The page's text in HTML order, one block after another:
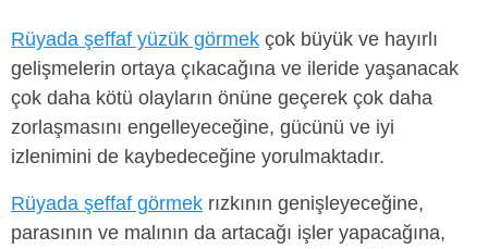
Rüyada şeffaf yüzük görmek çok büyük ve hayırlı
gelişmelerin ortaya çıkacağına ve ileride yaşanacak
çok daha kötü olayların önüne geçerek çok daha
zorlaşmasını engelleyeceğine, gücünü ve iyi
izlenimini de kaybedeceğine yorulmaktadır.
Rüyada şeffaf görmek rızkının genişleyeceğine,
parasının ve malının da artacağı işler yapacağına,